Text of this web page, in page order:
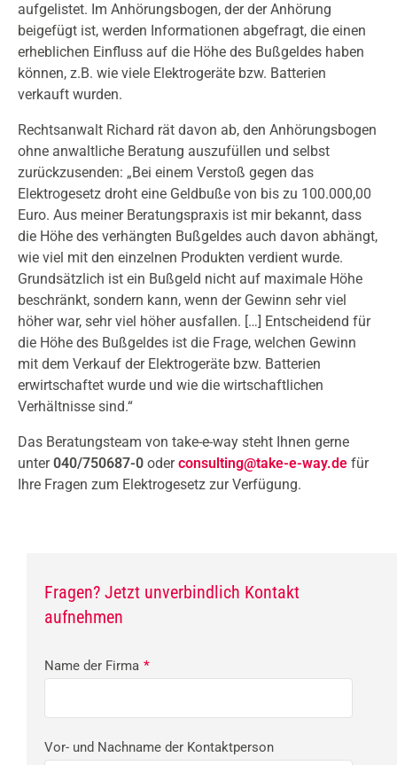
aufgelistet. Im Anhörungsbogen, der der Anhörung
beigefügt ist, werden Informationen abgefragt, die einen
erheblichen Einfluss auf die Höhe des Bußgeldes haben
können, z.B. wie viele Elektrogeräte bzw. Batterien
verkauft wurden.
Rechtsanwalt Richard rät davon ab, den Anhörungsbogen
ohne anwaltliche Beratung auszufüllen und selbst
zurückzusenden: „Bei einem Verstoß gegen das
Elektrogesetz droht eine Geldbuße von bis zu 100.000,00
Euro. Aus meiner Beratungspraxis ist mir bekannt, dass
die Höhe des verhängten Bußgeldes auch davon abhängt,
wie viel mit den einzelnen Produkten verdient wurde.
Grundsätzlich ist ein Bußgeld nicht auf maximale Höhe
beschränkt, sondern kann, wenn der Gewinn sehr viel
höher war, sehr viel höher ausfallen. […] Entscheidend für
die Höhe des Bußgeldes ist die Frage, welchen Gewinn
mit dem Verkauf der Elektrogeräte bzw. Batterien
erwirtschaftet wurde und wie die wirtschaftlichen
Verhältnisse sind.“
Das Beratungsteam von take-e-way steht Ihnen gerne
unter040/750687-0 oderconsulting@take-e-way.de für
Ihre Fragen zum Elektrogesetz zur Verfügung.
Fragen? Jetzt unverbindlich Kontakt
aufnehmen
Name der Firma *
Vor- und Nachname der Kontaktperson